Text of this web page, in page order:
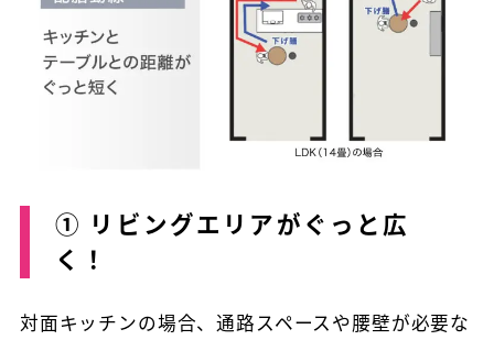
① リビングエリアがぐっと広
く！
対面キッチンの場合、通路スペースや腰壁が必要な